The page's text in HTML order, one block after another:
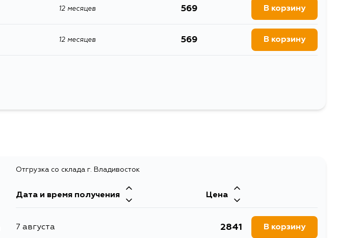
12 месяцев 569 В корзину
12 месяцев 569 В корзину
Отгрузка со склада г. Владивосток
Дата и время получения Цена
7 августа 2841 В корзину